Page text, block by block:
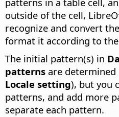
outside of the cell,
recognize and convert
format it according to
The initial pattern(s) in
patterns are determined
Locale setting), but you
patterns, and add more
separate each pattern.